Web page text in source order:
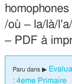
/où – la/là/
– PDF à
Paru dans ▶
: 4eme Primaire